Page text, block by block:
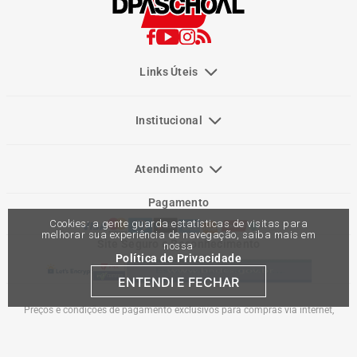
Cookies: a gente guarda estatísticas de visitas para
melhorar sua experiência de navegação, saiba mais em
nossa
Política de Privacidade
ENTENDI E FECHAR
Links Úteis
Institucional
Atendimento
Pagamento
Site Seguro e Reconhecimento
Preços e condições de pagamento exclusivos para compras via internet,